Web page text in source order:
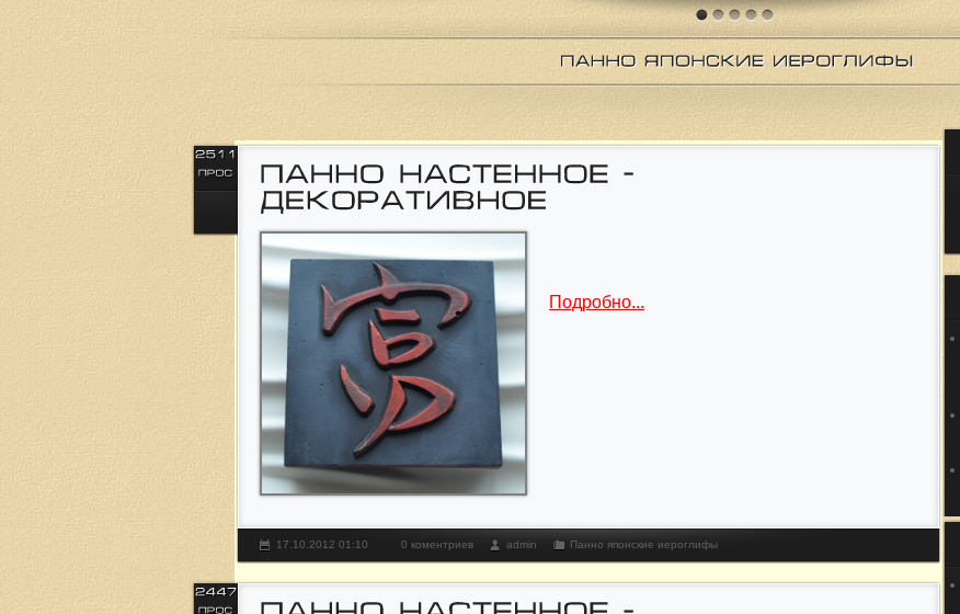
Подробно...
17.10.2012 01:10 0 коментриев admin Панно японские иероглифы